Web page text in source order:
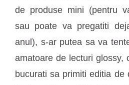
de produse mini (pentru
sau poate va pregatiti
anul), s-ar putea sa va
amatoare de lecturi glossy,
bucurati sa primiti editia de